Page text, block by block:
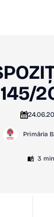
145/
Primăria
3 min